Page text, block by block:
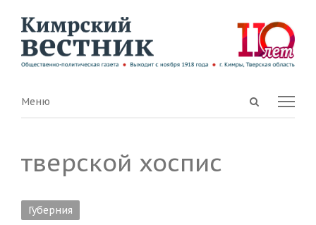
Open
Menu
Меню
тверской хоспис
Губерния